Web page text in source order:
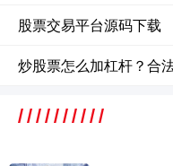
股票交易平台源码下载
炒股票怎么加杠杆？合